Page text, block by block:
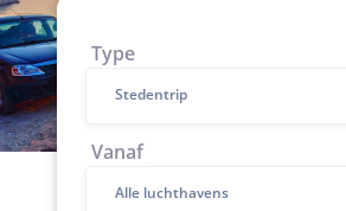
Type
Stedentrip
Vanaf